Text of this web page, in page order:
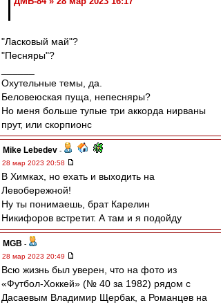
"Ласковый май"?
"Песняры"?
Охутельные темы, да.
Беловеюская пуща, непесняры?
Но меня больше тупые три аккорда нирваны
прут, или скорпионс
Mike Lebedev -
28 мар 2023 20:58
В Химках, но ехать и выходить на
Левобережной!
Ну ты понимаешь, брат Карелин
Никифоров встретит. А там и я подойду
MGB -
28 мар 2023 20:49
Всю жизнь был уверен, что на фото из
«Футбол-Хоккей» (№ 40 за 1982) рядом с
Дасаевым Владимир Щербак, а Романцев на